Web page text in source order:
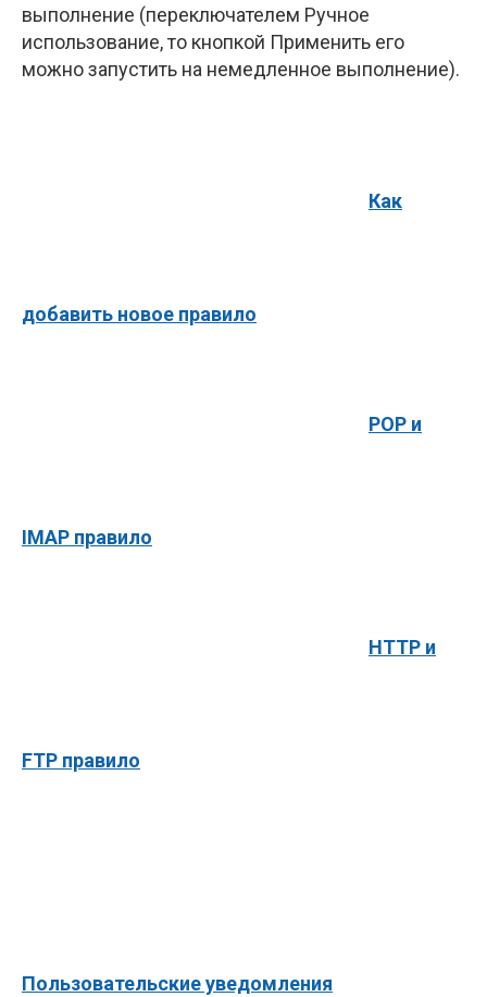
выполнение (переключателем Ручное
использование, то кнопкой Применить его
можно запустить на немедленное выполнение).
Как
добавить новое правило
POP и
IMAP правило
HTTP и
FTP правило
Пользовательские уведомления